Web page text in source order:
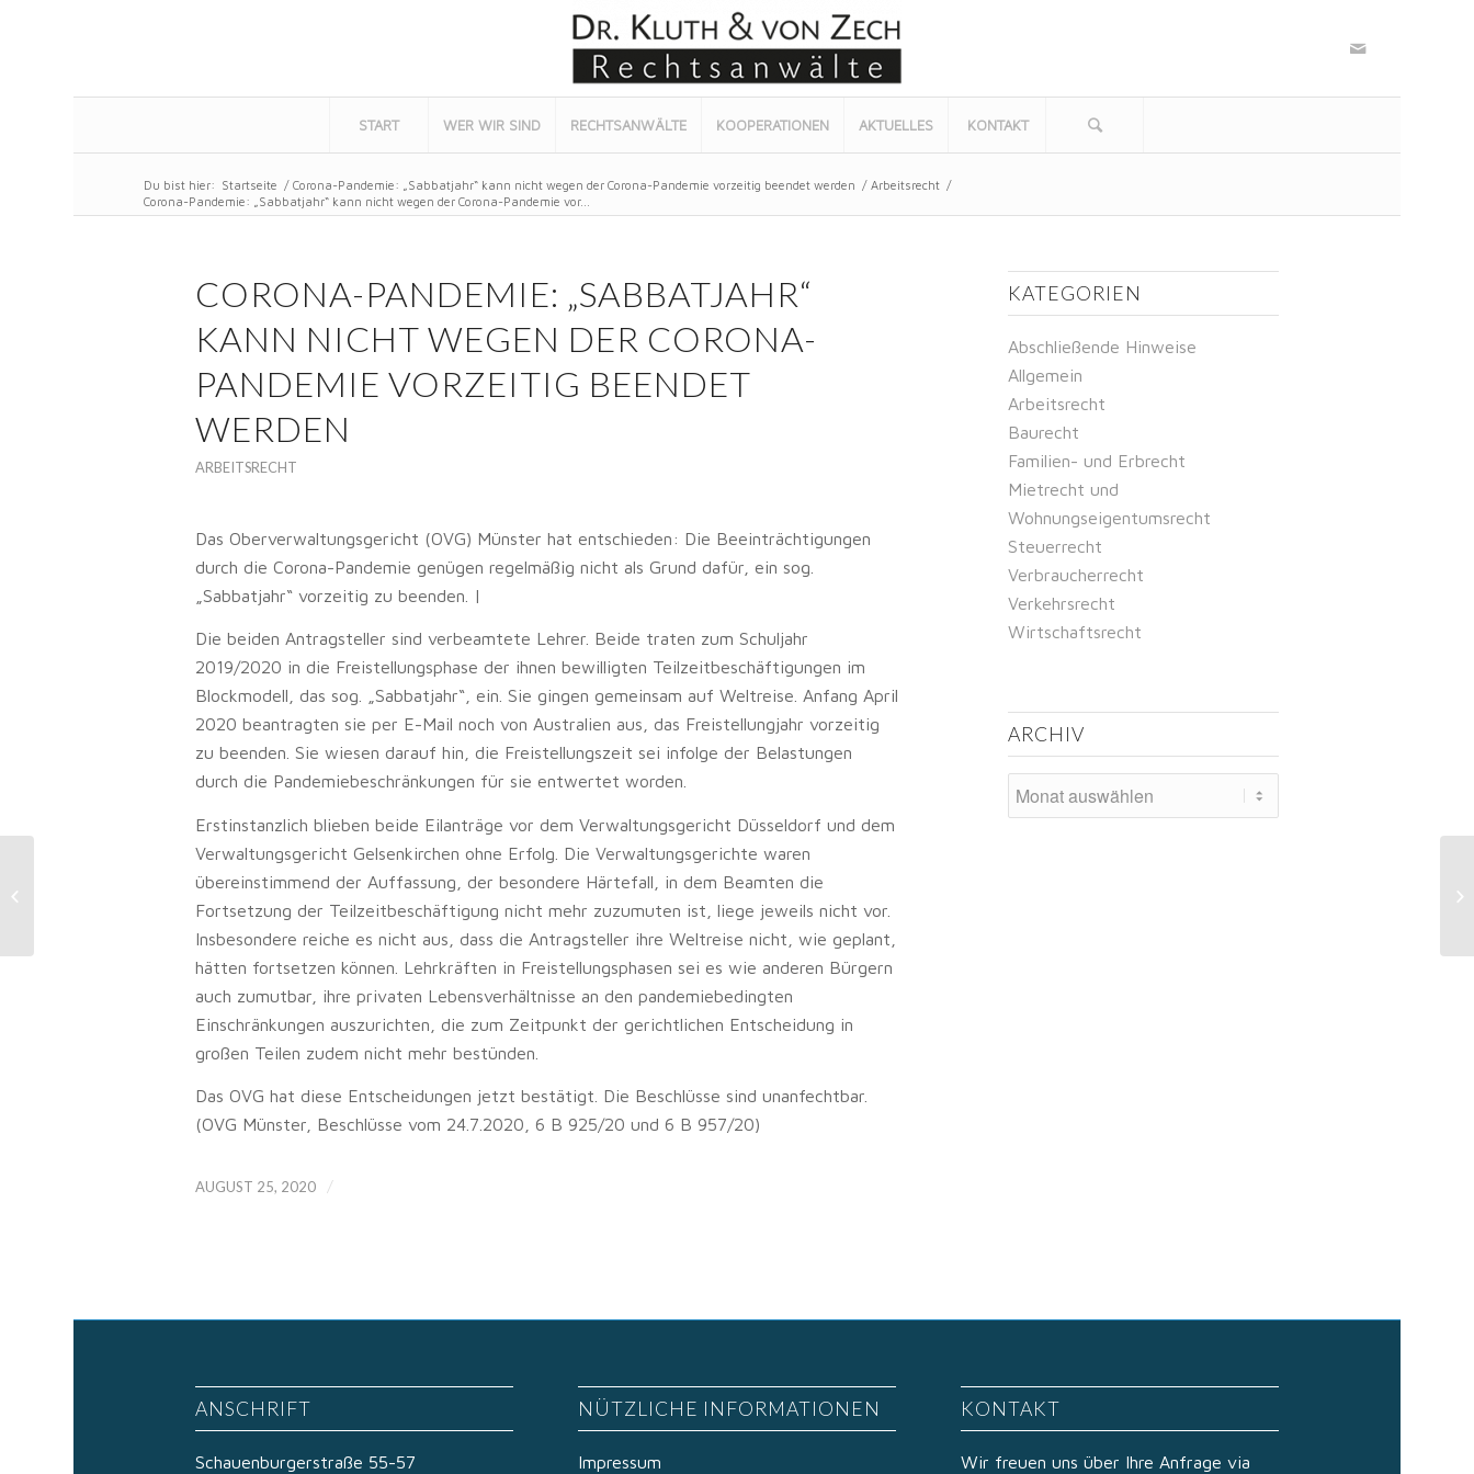
START WER WIR SIND RECHTSANWÄLTE KOOPERATIONEN AKTUELLES KONTAKT
Du bist hier: Startseite / Corona-Pandemie: „Sabbatjahr“ kann nicht wegen der Corona-Pandemie vorzeitig beendet werden / Arbeitsrecht /
Corona-Pandemie: „Sabbatjahr“ kann nicht wegen der Corona-Pandemie vor...
CORONA-PANDEMIE: „SABBATJAHR“
KANN NICHT WEGEN DER CORONA-
PANDEMIE VORZEITIG BEENDET
WERDEN
ARBEITSRECHT
Das Oberverwaltungsgericht (OVG) Münster hat entschieden: Die Beeinträchtigungen
durch die Corona-Pandemie genügen regelmäßig nicht als Grund dafür, ein sog.
„Sabbatjahr“ vorzeitig zu beenden. |
Die beiden Antragsteller sind verbeamtete Lehrer. Beide traten zum Schuljahr
2019/2020 in die Freistellungsphase der ihnen bewilligten Teilzeitbeschäftigungen im
Blockmodell, das sog. „Sabbatjahr“, ein. Sie gingen gemeinsam auf Weltreise. Anfang April
2020 beantragten sie per E-Mail noch von Australien aus, das Freistellungjahr vorzeitig
zu beenden. Sie wiesen darauf hin, die Freistellungszeit sei infolge der Belastungen
durch die Pandemiebeschränkungen für sie entwertet worden.
Erstinstanzlich blieben beide Eilanträge vor dem Verwaltungsgericht Düsseldorf und dem
Verwaltungsgericht Gelsenkirchen ohne Erfolg. Die Verwaltungsgerichte waren
übereinstimmend der Auffassung, der besondere Härtefall, in dem Beamten die
Fortsetzung der Teilzeitbeschäftigung nicht mehr zuzumuten ist, liege jeweils nicht vor.
Insbesondere reiche es nicht aus, dass die Antragsteller ihre Weltreise nicht, wie geplant,
hätten fortsetzen können. Lehrkräften in Freistellungsphasen sei es wie anderen Bürgern
auch zumutbar, ihre privaten Lebensverhältnisse an den pandemiebedingten
Einschränkungen auszurichten, die zum Zeitpunkt der gerichtlichen Entscheidung in
großen Teilen zudem nicht mehr bestünden.
Das OVG hat diese Entscheidungen jetzt bestätigt. Die Beschlüsse sind unanfechtbar.
(OVG Münster, Beschlüsse vom 24.7.2020, 6 B 925/20 und 6 B 957/20)
AUGUST 25, 2020 /
KATEGORIEN
Abschließende Hinweise
Allgemein
Arbeitsrecht
Baurecht
Familien- und Erbrecht
Mietrecht und
Wohnungseigentumsrecht
Steuerrecht
Verbraucherrecht
Verkehrsrecht
Wirtschaftsrecht
ARCHIV
ANSCHRIFT
Schauenburgerstraße 55-57
NÜTZLICHE INFORMATIONEN
Impressum
KONTAKT
Wir freuen uns über Ihre Anfrage via
Fälligkeitstermine in 09/2020